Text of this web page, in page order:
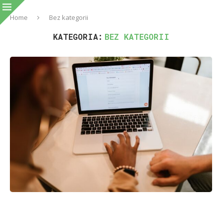
Home Bez kategorii
KATEGORIA: BEZ KATEGORII